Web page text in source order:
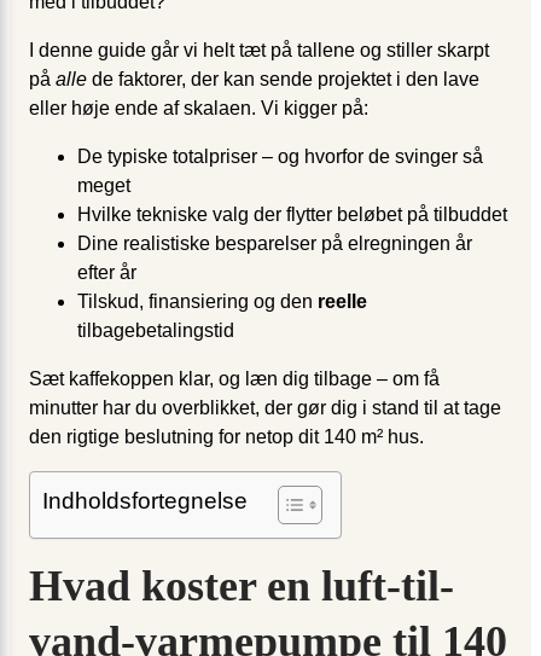
I denne guide går vi helt tæt på tallene og stiller skarpt
på alle de faktorer, der kan sende projektet i den lave
eller høje ende af skalaen. Vi kigger på:
De typiske totalpriser – og hvorfor de svinger så
meget
Hvilke tekniske valg der flytter beløbet på tilbuddet
Dine realistiske besparelser på elregningen år
efter år
Tilskud, finansiering og den reelle
tilbagebetalingstid
Sæt kaffekoppen klar, og læn dig tilbage – om få
minutter har du overblikket, der gør dig i stand til at tage
den rigtige beslutning for netop dit 140 m² hus.
Indholdsfortegnelse
Hvad koster en luft-til-
vand-varmepumpe til 140